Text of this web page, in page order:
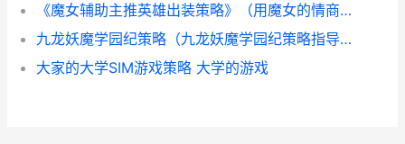
《魔女辅助主推英雄出装策略》（用魔女的情商为你指路 辅助魔女第几件出
九龙妖魔学园纪策略（九龙妖魔学园纪策略指导 九龙妖魔学园纪小游戏
大家的大学SIM游戏策略 大学的游戏